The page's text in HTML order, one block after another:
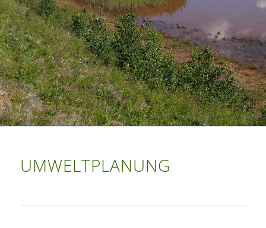
UMWELTPLANUNG